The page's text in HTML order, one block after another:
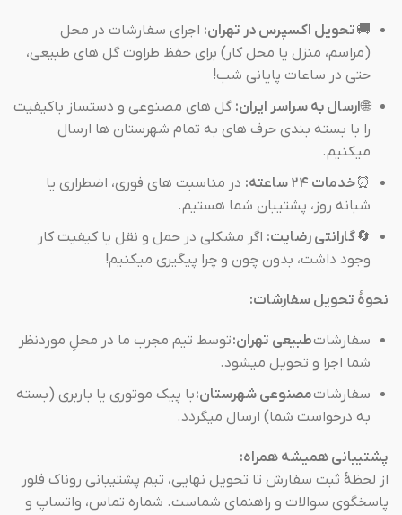
🚚تحویل اکسپرس در تهران: اجرای سفارشات در محل
(مراسم، منزل یا محل کار) برای حفظ طراوت گل های طبیعی،
حتی در ساعات پایانی شب!
🌐ارسال به سراسر ایران: گل های مصنوعی و دستساز باکیفیت
را با بسته بندی حرف های به تمام شهرستان ها ارسال
میکنیم.
⏰خدمات ۲۴ ساعته:
در مناسبت های فوری، اضطراری یا
شبانه روز، پشتیبان شما هستیم.
🔄گارانتی رضایت: اگر مشکلی در حمل و نقل یا کیفیت کار
وجود داشت، بدون چون و چرا پیگیری میکنیم!
نحوهٔ تحویل سفارشات:
سفارشاتطبیعی تهران:توسط تیم مجرب ما در محلِ موردنظر
شما اجرا و تحویل میشود.
سفارشاتمصنوعی شهرستان:با پیک موتوری یا باربری (بسته
به درخواست شما) ارسال میگردد.
پشتیبانی همیشه همراه:
از لحظهٔ ثبت سفارش تا تحویل نهایی، تیم پشتیبانی روناک فلور
پاسخگوی سوالات و راهنمای شماست. شماره تماس، واتساپ و